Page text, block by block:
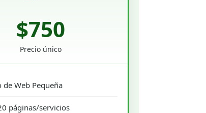
$750
Precio único
de Web Pequeña
páginas/servicios